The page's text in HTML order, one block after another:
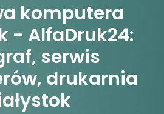
komputera
- AlfaDruk24:
serwis
drukarnia